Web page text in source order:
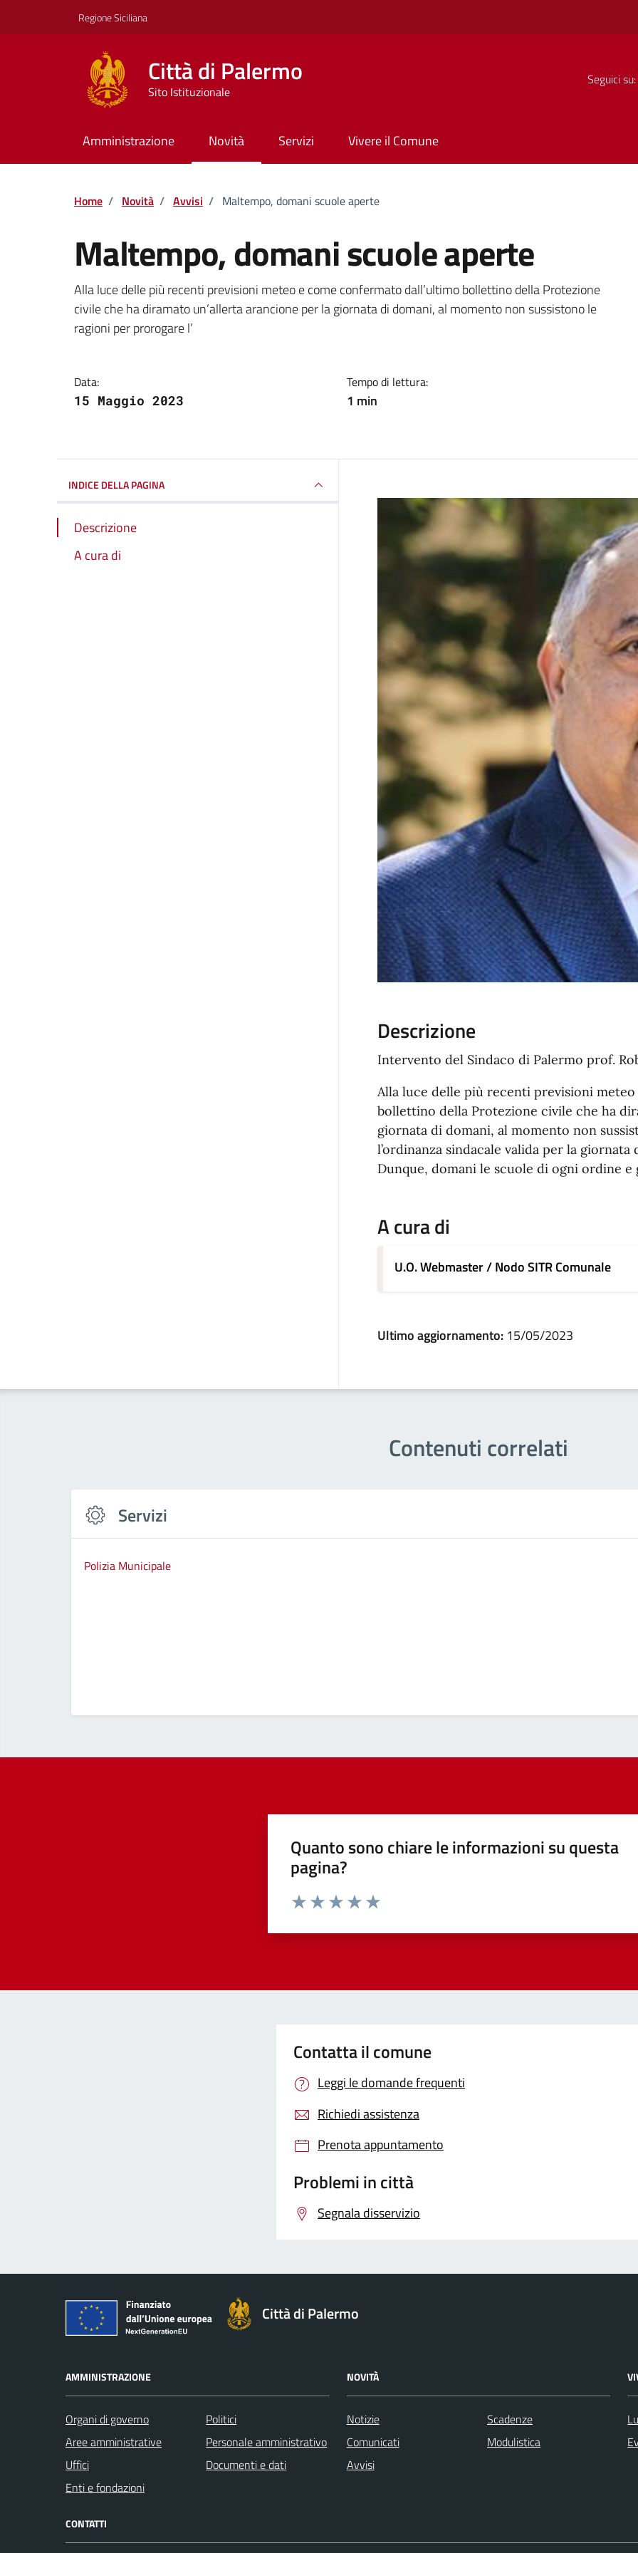
Regione Siciliana
Città di Palermo
Sito Istituzionale
Seguici su:
Amministrazione Novità Servizi Vivere il Comune
Home / Novità / Avvisi / Maltempo, domani scuole aperte
Maltempo, domani scuole aperte
Dettagli della notizia
Alla luce delle più recenti previsioni meteo e come confermato dall’ultimo bollettino della Protezione
civile che ha diramato un’allerta arancione per la giornata di domani, al momento non sussistono le
ragioni per prorogare l’
Data:
15 Maggio 2023
Tempo di lettura:
1 min
INDICE DELLA PAGINA
Descrizione
A cura di
Descrizione
Intervento del Sindaco di Palermo prof.
Alla luce delle più recenti previsioni
bollettino della Protezione civile che ha
giornata di domani, al momento non
l’ordinanza sindacale valida per la giornata
Dunque, domani le scuole di ogni ordine
A cura di
U.O. Webmaster / Nodo SITR Comunale
Ultimo aggiornamento: 15/05/2023
Contenuti correlati
Servizi
Polizia Municipale
Quanto sono chiare le informazioni su questa
pagina?
Contatta il comune
Leggi le domande frequenti
Richiedi assistenza
Prenota appuntamento
Problemi in città
Segnala disservizio
Città di Palermo
AMMINISTRAZIONE
Organi di governo
Aree amministrative
Uffici
Enti e fondazioni
Politici
Personale amministrativo
Documenti e dati
NOVITÀ
Notizie
Comunicati
Avvisi
Scadenze
Modulistica
CONTATTI